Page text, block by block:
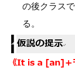
の後クラス
る。